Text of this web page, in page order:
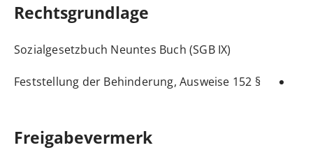
Rechtsgrundlage
Sozialgesetzbuch Neuntes Buch (SGB IX)
§ 152 Feststellung der Behinderung, Ausweise
Freigabevermerk